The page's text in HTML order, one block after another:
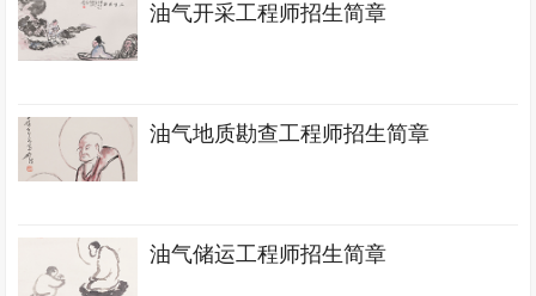
油气开采工程师招生简章
油气地质勘查工程师招生简章
油气储运工程师招生简章